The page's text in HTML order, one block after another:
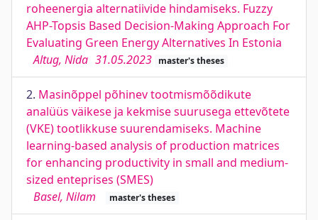
roheenergia alternatiivide hindamiseks. Fuzzy
AHP-Topsis Based Decision-Making Approach For
Evaluating Green Energy Alternatives In Estonia
Altug, Nida 31.05.2023 master's theses
2. Masinõppel põhinev tootmismõõdikute
analüüs väikese ja kekmise suurusega ettevõtete
(VKE) tootlikkuse suurendamiseks. Machine
learning-based analysis of production matrices
for enhancing productivity in small and medium-
sized enteprises (SMES)
Basel, Nilam
master's theses